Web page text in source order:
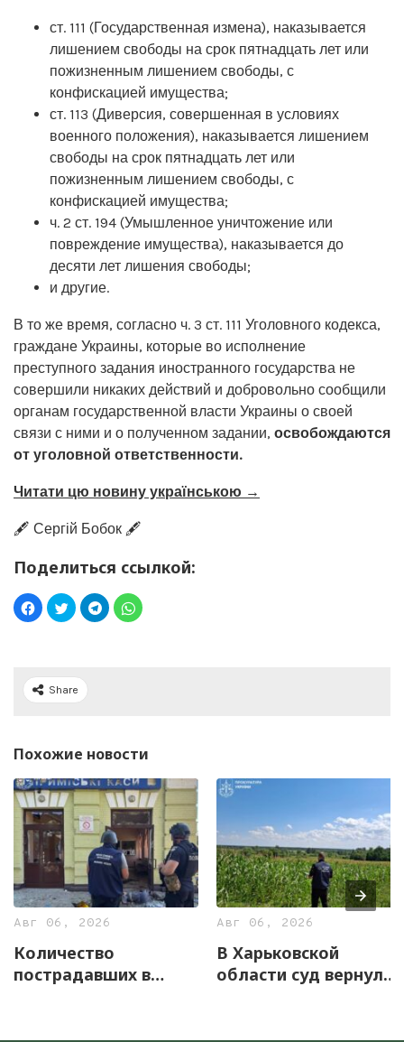
ст. 111 (Государственная измена), наказывается
лишением свободы на срок пятнадцать лет или
пожизненным лишением свободы, с
конфискацией имущества;
ст. 113 (Диверсия, совершенная в условиях
военного положения), наказывается лишением
свободы на срок пятнадцать лет или
пожизненным лишением свободы, с
конфискацией имущества;
ч. 2 ст. 194 (Умышленное уничтожение или
повреждение имущества), наказывается до
десяти лет лишения свободы;
и другие.
В то же время, согласно ч. 3 ст. 111 Уголовного кодекса,
граждане Украины, которые во исполнение
преступного задания иностранного государства не
совершили никаких действий и добровольно сообщили
органам государственной власти Украины о своей
связи с ними и о полученном задании, освобождаются
от уголовной ответственности.
Читати цю новину українською →
🖋️ Сергій Бобок 🖋️
Поделиться ссылкой:
Share
Похожие новости
Авг 06, 2026
Количество
пострадавших в
Авг 06, 2026
В Харьковской
области суд вернул